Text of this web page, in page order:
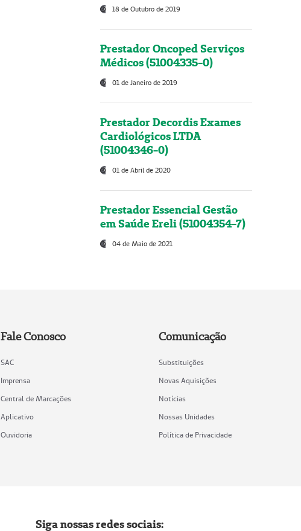
18 de Outubro de 2019
Prestador Oncoped Serviços
Médicos (51004335-0)
01 de Janeiro de 2019
Prestador Decordis Exames
Cardiológicos LTDA
(51004346-0)
01 de Abril de 2020
Prestador Essencial Gestão
em Saúde Ereli (51004354-7)
04 de Maio de 2021
Fale Conosco
SAC
Imprensa
Central de Marcações
Aplicativo
Ouvidoria
Comunicação
Substituições
Novas Aquisições
Notícias
Nossas Unidades
Política de Privacidade
Siga nossas redes sociais: